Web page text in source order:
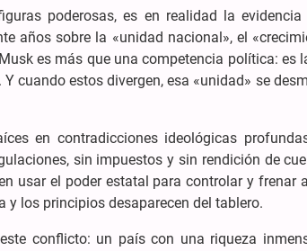
poderosas, es en realidad la
años sobre la «unidad nacional», el
es más que una competencia política: es
cuando estos divergen, esa «unidad» se
en contradicciones ideológicas
sin impuestos y sin rendición de
usar el poder estatal para controlar y frenar
y los principios desaparecen del tablero.
conflicto: un país con una riqueza